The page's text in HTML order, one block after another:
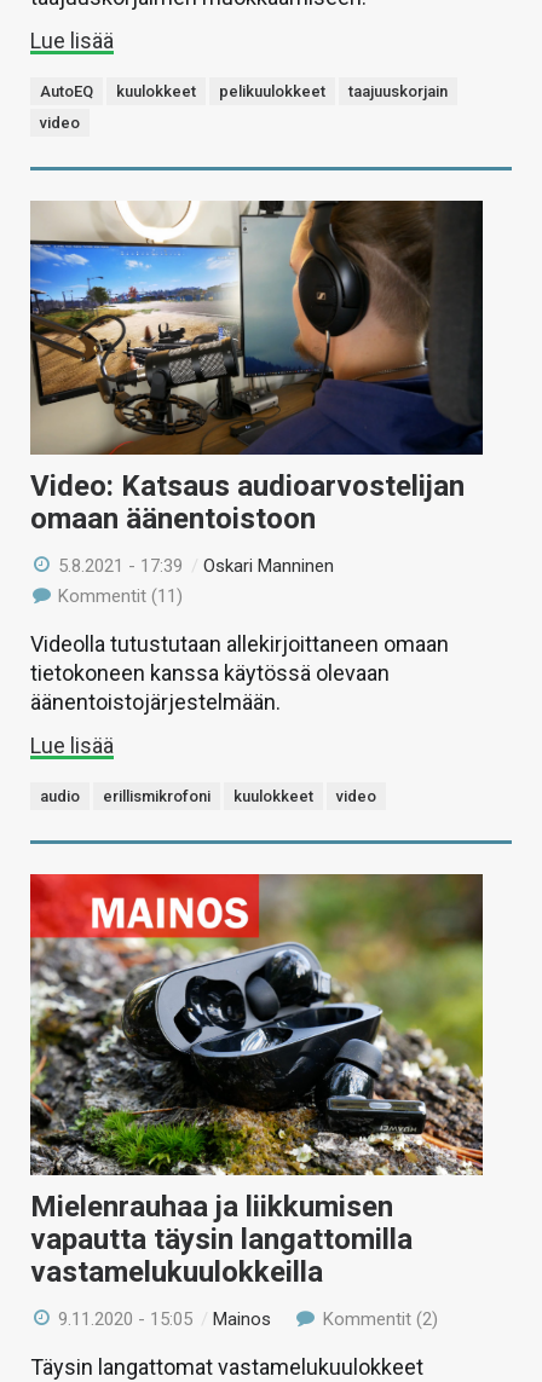
Lue lisää
AutoEQ kuulokkeet pelikuulokkeet
taajuuskorjain
video
Video: Katsaus audioarvostelijan
omaan äänentoistoon
5.8.2021 - 17:39 /Oskari Manninen
Kommentit (11)
Videolla tutustutaan allekirjoittaneen omaan
tietokoneen kanssa käytössä olevaan
äänentoistojärjestelmään.
Lue lisää
audio erillismikrofoni kuulokkeet video
Mielenrauhaa ja liikkumisen
vapautta täysin langattomilla
vastamelukuulokkeilla
9.11.2020 - 15:05 / Mainos Kommentit (2)
Täysin langattomat vastamelukuulokkeet